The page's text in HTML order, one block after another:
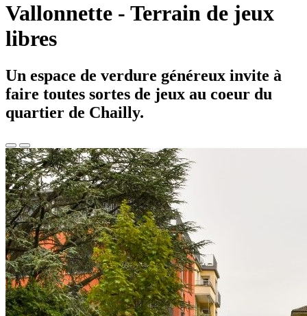
Vallonnette - Terrain de jeux
libres
Un espace de verdure généreux invite à
faire toutes sortes de jeux au coeur du
quartier de Chailly.